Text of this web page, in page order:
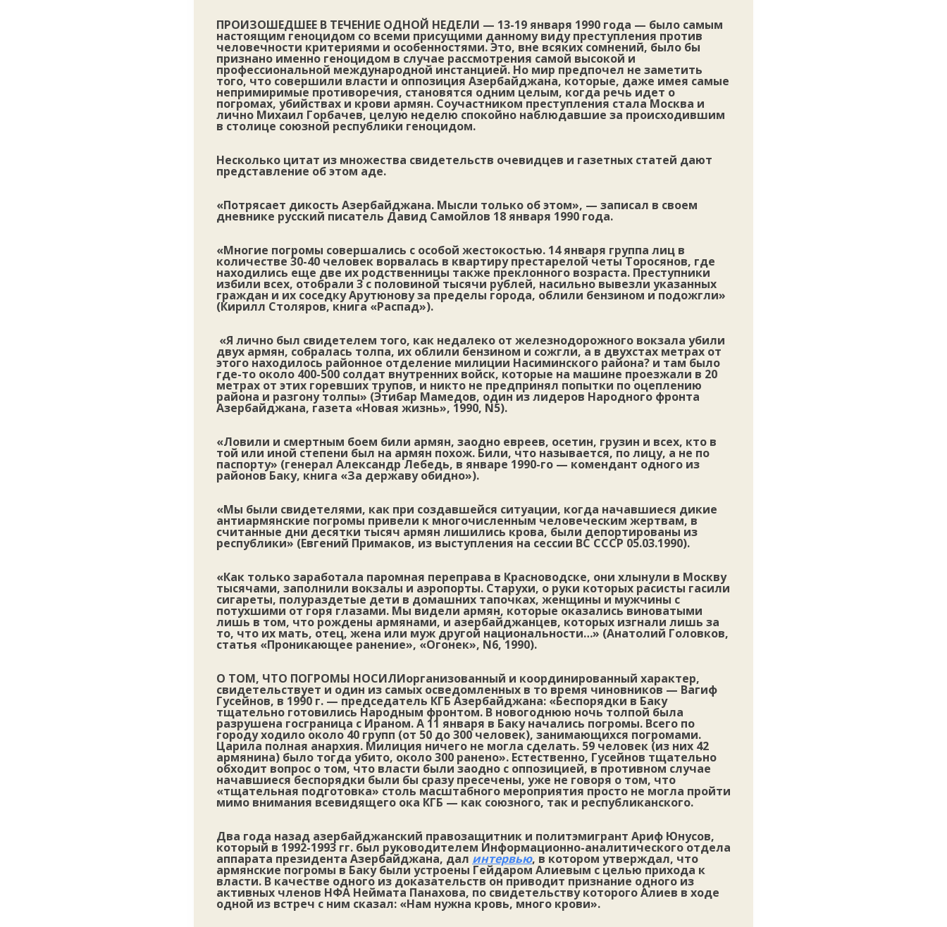
ПРОИЗОШЕДШЕЕ В ТЕЧЕНИЕ ОДНОЙ НЕДЕЛИ — 13-19 января 1990 года — было самым
настоящим геноцидом со всеми присущими данному виду преступления против
человечности критериями и особенностями. Это, вне всяких сомнений, было бы
признано именно геноцидом в случае рассмотрения самой высокой и
профессиональной международной инстанцией. Но мир предпочел не заметить
того, что совершили власти и оппозиция Азербайджана, которые, даже имея самые
непримиримые противоречия, становятся одним целым, когда речь идет о
погромах, убийствах и крови армян. Cоучастником преступления стала Москва и
лично Михаил Горбачев, целую неделю спокойно наблюдавшие за происходившим
в столице союзной республики геноцидом.
Несколько цитат из множества свидетельств очевидцев и газетных статей дают
представление об этом аде.
«Потрясает дикость Азербайджана. Мысли только об этом», — записал в своем
дневнике русский писатель Давид Самойлов 18 января 1990 года.
«Многие погромы совершались с особой жестокостью. 14 января группа лиц в
количестве 30-40 человек ворвалась в квартиру престарелой четы Торосянов, где
находились еще две их родственницы также преклонного возраста. Преступники
избили всех, отобрали 3 с половиной тысячи рублей, насильно вывезли указанных
граждан и их соседку Арутюнову за пределы города, облили бензином и подожгли»
(Кирилл Столяров, книга «Распад»).
«Я лично был свидетелем того, как недалеко от железнодорожного вокзала убили
двух армян, собралась толпа, их облили бензином и сожгли, а в двухстах метрах от
этого находилось районное отделение милиции Насиминского района? и там было
где-то около 400-500 солдат внутренних войск, которые на машине проезжали в 20
метрах от этих горевших трупов, и никто не предпринял попытки по оцеплению
района и разгону толпы» (Этибар Мамедов, один из лидеров Народного фронта
Азербайджана, газета «Новая жизнь», 1990, N5).
«Ловили и смертным боем били армян, заодно евреев, осетин, грузин и всех, кто в
той или иной степени был на армян похож. Били, что называется, по лицу, а не по
паспорту» (генерал Александр Лебедь, в январе 1990-го — комендант одного из
районов Баку, книга «За державу обидно»).
«Мы были свидетелями, как при создавшейся ситуации, когда начавшиеся дикие
антиармянские погромы привели к многочисленным человеческим жертвам, в
считанные дни десятки тысяч армян лишились крова, были депортированы из
республики» (Евгений Примаков, из выступления на сессии ВС СССР 05.03.1990).
«Как только заработала паромная переправа в Красноводске, они хлынули в Москву
тысячами, заполнили вокзалы и аэропорты. Старухи, о руки которых расисты гасили
сигареты, полураздетые дети в домашних тапочках, женщины и мужчины с
потухшими от горя глазами. Мы видели армян, которые оказались виноватыми
лишь в том, что рождены армянами, и азербайджанцев, которых изгнали лишь за
то, что их мать, отец, жена или муж другой национальности…» (Анатолий Головков,
статья «Проникающее ранение», «Огонек», N6, 1990).
О ТОМ, ЧТО ПОГРОМЫ НОСИЛИорганизованный и координированный характер,
свидетельствует и один из самых осведомленных в то время чиновников — Вагиф
Гусейнов, в 1990 г. — председатель КГБ Азербайджана: «Беспорядки в Баку
тщательно готовились Народным фронтом. В новогоднюю ночь толпой была
разрушена госграница с Ираном. А 11 января в Баку начались погромы. Всего по
городу ходило около 40 групп (от 50 до 300 человек), занимающихся погромами.
Царила полная анархия. Милиция ничего не могла сделать. 59 человек (из них 42
армянина) было тогда убито, около 300 ранено». Естественно, Гусейнов тщательно
обходит вопрос о том, что власти были заодно с оппозицией, в противном случае
начавшиеся беспорядки были бы сразу пресечены, уже не говоря о том, что
«тщательная подготовка» столь масштабного мероприятия просто не могла пройти
мимо внимания всевидящего ока КГБ — как союзного, так и республиканского.
Два года назад азербайджанский правозащитник и политэмигрант Ариф Юнусов,
который в 1992-1993 гг. был руководителем Информационно-аналитического отдела
аппарата президента Азербайджана, дал интервью, в котором утверждал, что
армянские погромы в Баку были устроены Гейдаром Алиевым с целью прихода к
власти. В качестве одного из доказательств он приводит признание одного из
активных членов НФА Неймата Панахова, по свидетельству которого Алиев в ходе
одной из встреч с ним сказал: «Нам нужна кровь, много крови».